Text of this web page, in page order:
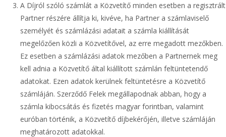
A Díjról szóló számlát a Közvetítő minden esetben a regisztrált
Partner részére állítja ki, kivéve, ha Partner a számlaviselő
személyét és számlázási adatait a számla kiállítását
megelőzően közli a Közvetítővel, az erre megadott mezőkben.
Ez esetben a számlázási adatok mezőben a Partnernek meg
kell adnia a Közvetítő által kiállított számlán feltüntetendő
adatokat. Ezen adatok kerülnek feltüntetésre a Közvetítő
számláján. Szerződő Felek megállapodnak abban, hogy a
számla kibocsátás és fizetés magyar forintban, valamint
euróban történik, a Közvetítő díjbekérőjén, illetve számláján
meghatározott adatokkal.